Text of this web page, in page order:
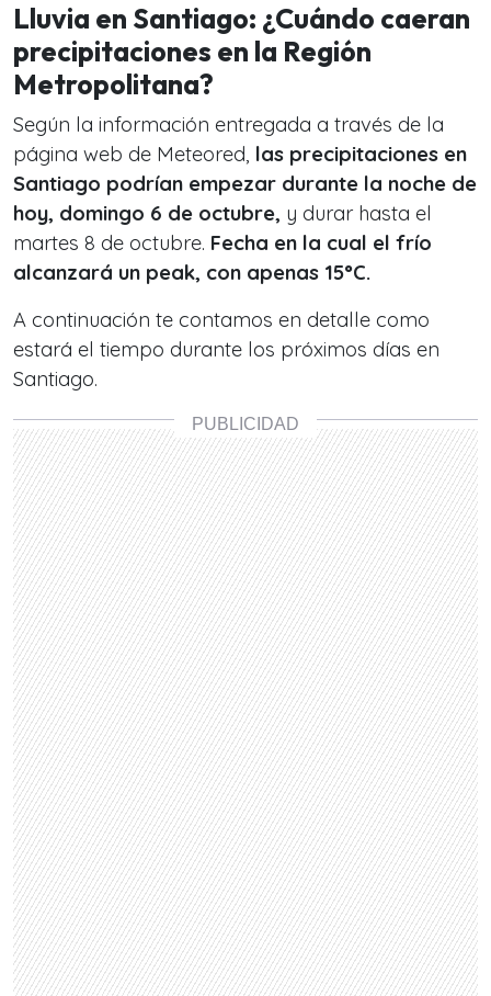
Lluvia en Santiago: ¿Cuándo caeran
precipitaciones en la Región
Metropolitana?
Según la información entregada a través de la
página web de Meteored, las precipitaciones en
Santiago podrían empezar durante la noche de
hoy, domingo 6 de octubre, y durar hasta el
martes 8 de octubre. Fecha en la cual el frío
alcanzará un peak, con apenas 15°C.
A continuación te contamos en detalle como
estará el tiempo durante los próximos días en
Santiago.